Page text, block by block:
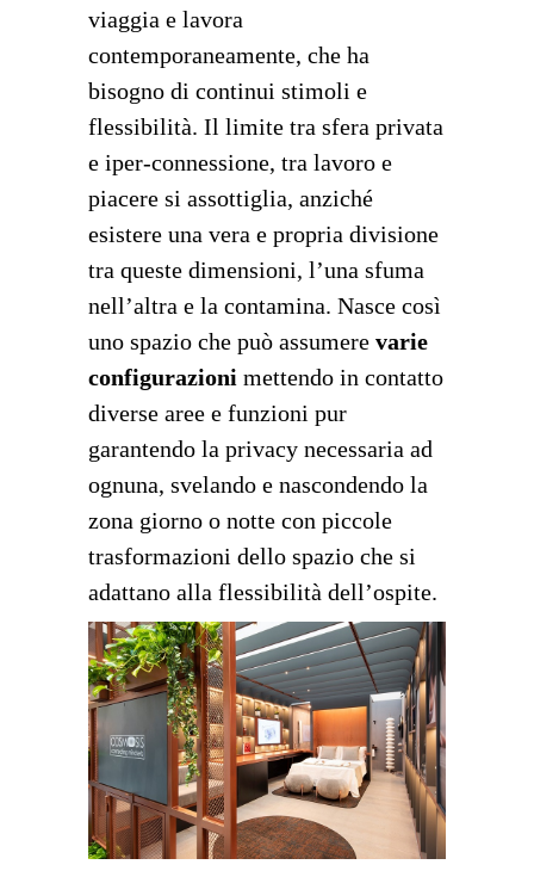
viaggia e lavora
contemporaneamente, che ha
bisogno di continui stimoli e
flessibilità. Il limite tra sfera privata
e iper-connessione, tra lavoro e
piacere si assottiglia, anziché
esistere una vera e propria divisione
tra queste dimensioni, l’una sfuma
nell’altra e la contamina. Nasce così
uno spazio che può assumere varie
configurazioni mettendo in contatto
diverse aree e funzioni pur
garantendo la privacy necessaria ad
ognuna, svelando e nascondendo la
zona giorno o notte con piccole
trasformazioni dello spazio che si
adattano alla flessibilità dell’ospite.